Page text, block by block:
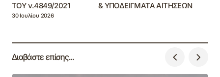
ΤΟΥ ν.4849/2021 & ΥΠΟΔΕΙΓΜΑΤΑ ΑΙΤΗΣΕΩΝ
30 Ιουλίου 2026
Διαβάστε επίσης...